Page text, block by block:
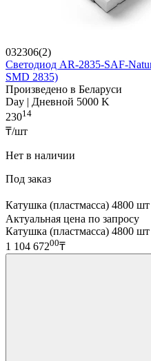
032306(2)
Светодиод AR-2835-SAF-
SMD 2835)
Произведено в Беларуси
Day | Дневной 5000 K
23014
₸/шт
Нет в наличии
Под заказ
Катушка (пластмасса) 4800
Актуальная цена по запросу
Катушка (пластмасса) 4800 шт
1 104 67200₸